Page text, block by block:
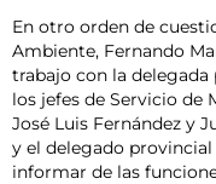
En otro orden de
Ambiente, Fernando
trabajo con la
los jefes de Servicio de
José Luis Fernández y
y el delegado provincial
informar de las